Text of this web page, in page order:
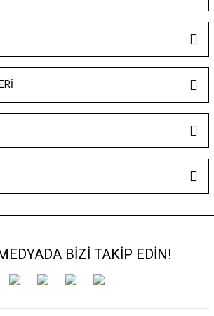
BİZİ TAKİP EDİN!